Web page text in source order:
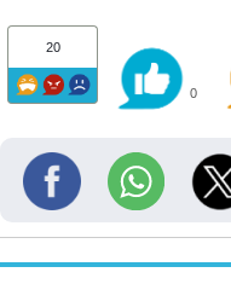
20
0